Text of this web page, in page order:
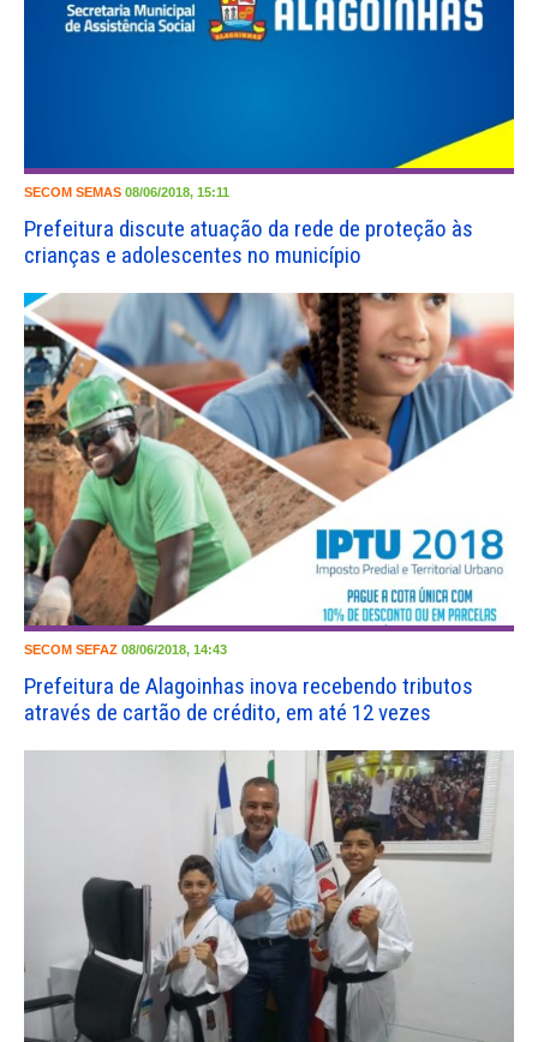
SECOM SEMAS 08/06/2018, 15:11
Prefeitura discute atuação da rede de proteção às
crianças e adolescentes no município
SECOM SEFAZ 08/06/2018, 14:43
Prefeitura de Alagoinhas inova recebendo tributos
através de cartão de crédito, em até 12 vezes